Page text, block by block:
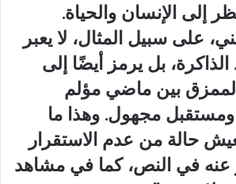
إلى الإنسان والحياة.
على سبيل المثال، لا يعبر
بل يرمز أيضًا إلى
بين ماضي مؤلم
مجهول. وهذا ما
حالة من عدم الاستقرار
عنه في النص، كما في مشاهد